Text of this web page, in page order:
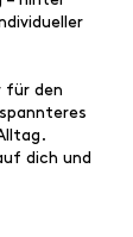
für den
dich und